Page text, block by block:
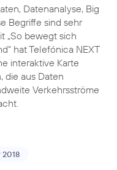
Datenanalyse, Big
Begriffe sind sehr
„So bewegt sich
hat Telefónica NEXT
interaktive Karte
die aus Daten
Verkehrsströme
2018